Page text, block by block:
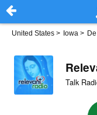
United States > Iowa >
Talk